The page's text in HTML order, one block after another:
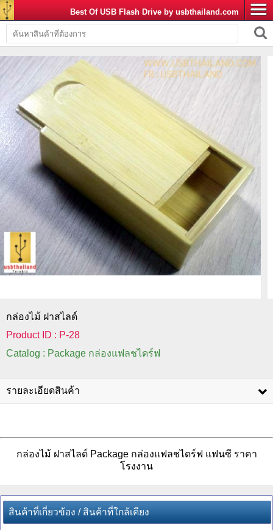
Best Of USB Flash Drive by usbthailand.com
กล่องไม้ ฝาสไลด์
Product ID : P-28
Catalog : Package กล่องแฟลชไดร์ฟ
รายละเอียดสินค้า
กล่องไม้ ฝาสไลด์ Package กล่องแฟลชไดร์ฟ แฟนซี ราคา
โรงงาน
สินค้าที่เกี่ยวข้อง / สินค้าที่ใกล้เคียง